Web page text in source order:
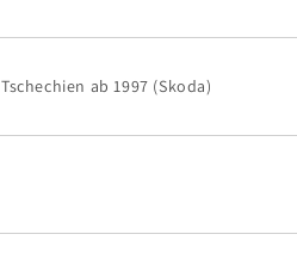
Tschechien ab 1997 (Skoda)